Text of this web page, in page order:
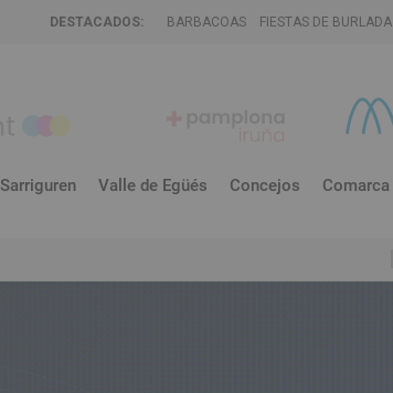
DESTACADOS: BARBACOAS FIESTAS DE BURLADA
Sarriguren Valle de Egüés Concejos Comarca